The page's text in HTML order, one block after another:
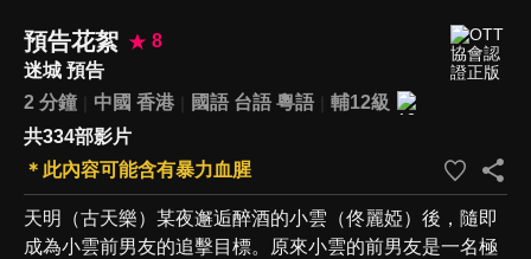
預告花絮
8
迷城 預告
2 分鐘
中國 香港 國語 台語 粵語
輔12級
共334部影片
＊此內容可能含有暴力血腥
天明（古天樂）某夜邂逅醉酒的小雲（佟麗婭）後，隨即
成為小雲前男友的追擊目標。原來小雲的前男友是一名極